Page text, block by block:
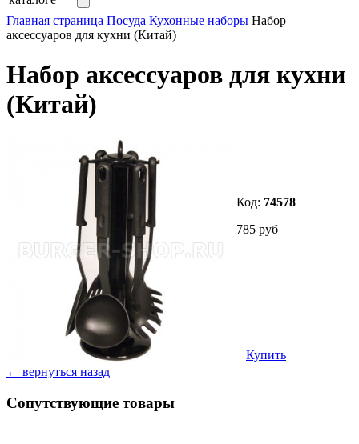
Главная страница Посуда Кухонные наборы Набор
аксессуаров для кухни (Китай)
Набор аксессуаров для кухни
(Китай)
Код: 74578
785 руб
Купить
← вернуться назад
Сопутствующие товары